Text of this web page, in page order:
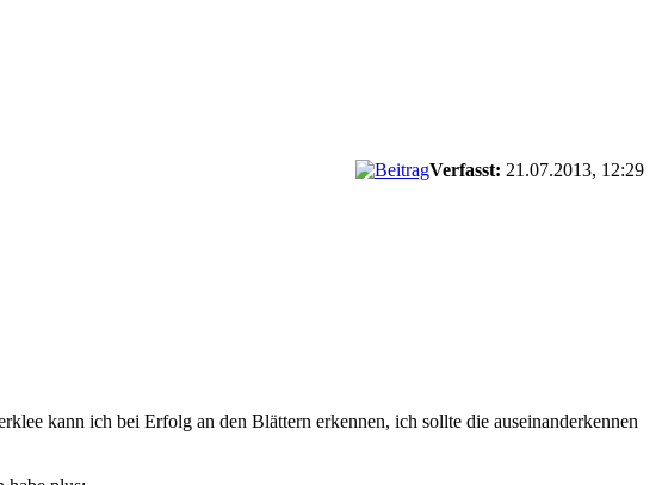
Verfasst: 21.07.2013, 12:29
kann ich bei Erfolg an den Blättern erkennen, ich sollte die auseinanderkennen